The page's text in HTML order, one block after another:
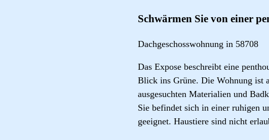
Schwärmen Sie von einer
Dachgeschosswohnung in 58708
Das Expose beschreibt eine
Blick ins Grüne. Die Wohnung ist
ausgesuchten Materialien und
Sie befindet sich in einer ruhigen
geeignet. Haustiere sind nicht